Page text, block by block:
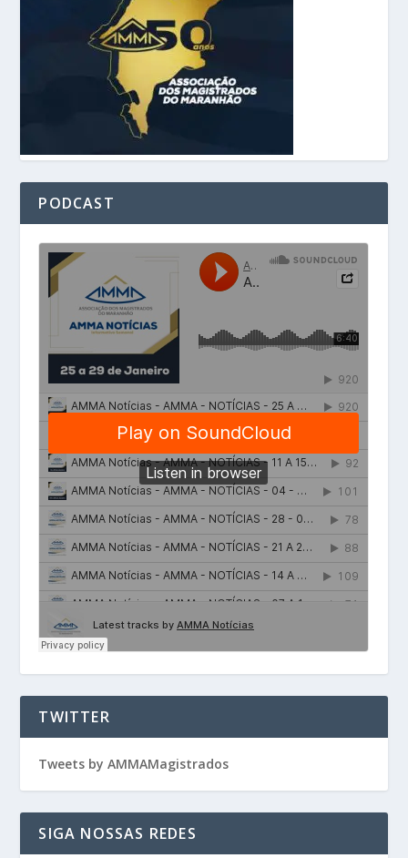
PODCAST
TWITTER
Tweets by AMMAMagistrados
SIGA NOSSAS REDES